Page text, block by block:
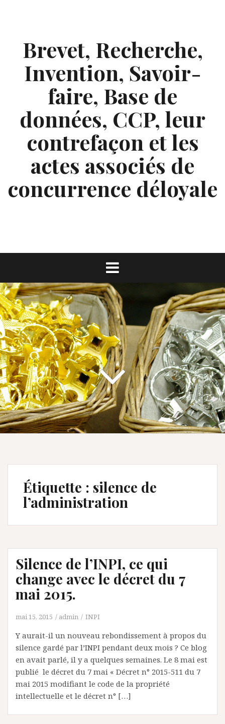
Brevet, Recherche,
Invention, Savoir-
faire, Base de
données, CCP, leur
contrefaçon et les
actes associés de
concurrence déloyale
Étiquette : silence de
l’administration
Silence de l’INPI, ce qui
change avec le décret du 7
mai 2015.
mai 15, 2015 admin INPI
Y aurait-il un nouveau rebondissement à propos du
silence gardé par l’INPI pendant deux mois ? Ce blog
en avait parlé, il y a quelques semaines. Le 8 mai est
publié le décret du 7 mai « Décret n° 2015-511 du 7
mai 2015 modifiant le code de la propriété
intellectuelle et le décret n° […]